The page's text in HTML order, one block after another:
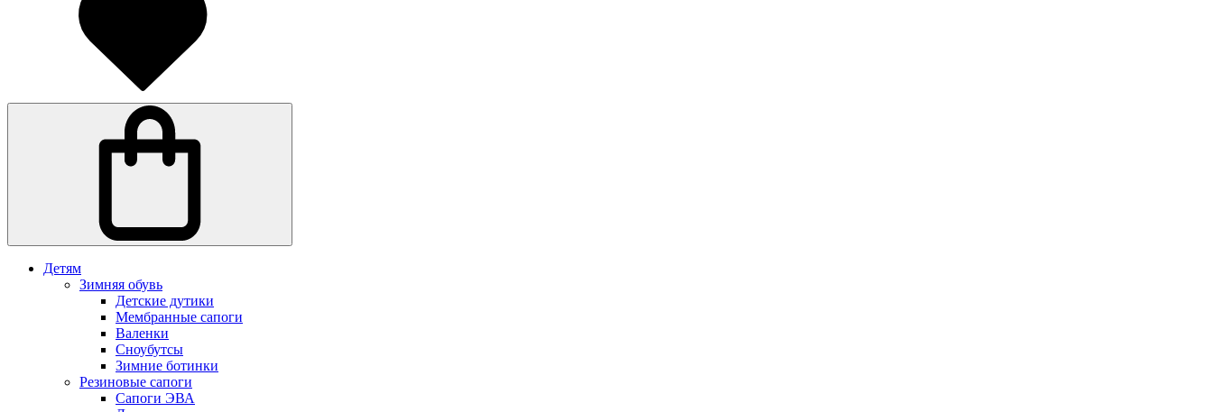
Детям
Зимняя обувь
Детские дутики
Мембранные сапоги
Валенки
Сноубутсы
Зимние ботинки
Резиновые сапоги
Сапоги ЭВА